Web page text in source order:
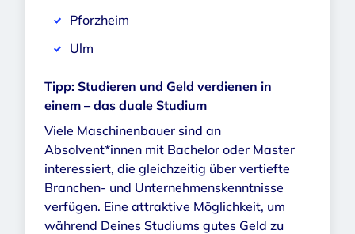
Pforzheim
Ulm
Tipp: Studieren und Geld verdienen in
einem – das duale Studium
Viele Maschinenbauer sind an
Absolvent*innen mit Bachelor oder Master
interessiert, die gleichzeitig über vertiefte
Branchen- und Unternehmenskenntnisse
verfügen. Eine attraktive Möglichkeit, um
während Deines Studiums gutes Geld zu